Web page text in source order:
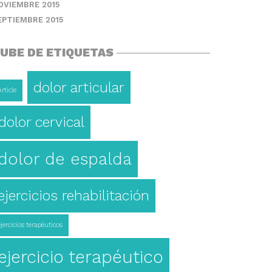
2015
2015
DE ETIQUETAS
dolor articular
cervical
de espalda
rehabilitación
terapéuticos
terapéutico